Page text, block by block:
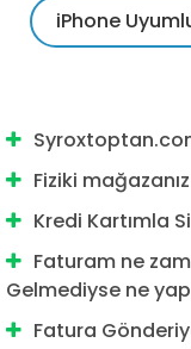
iPhone
Fiziki
Kredi Kartımla
Faturam ne
Gelmediyse ne
Fatura